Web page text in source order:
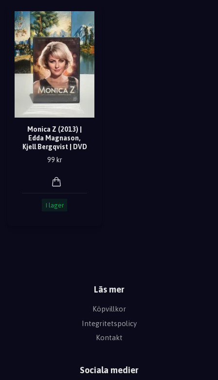
Monica Z (2013) |
Edda Magnason,
Kjell Bergqvist | DVD
99 kr
I lager
Läs mer
Köpvillkor
Integritetspolicy
Kontakt
Sociala medier